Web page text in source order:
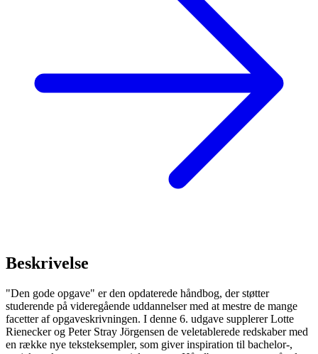
Beskrivelse
"Den gode opgave" er den opdaterede håndbog, der støtter
studerende på videregående uddannelser med at mestre de mange
facetter af opgaveskrivningen. I denne 6. udgave supplerer Lotte
Rienecker og Peter Stray Jörgensen de veletablerede redskaber med
en række nye teksteksempler, som giver inspiration til bachelor-,